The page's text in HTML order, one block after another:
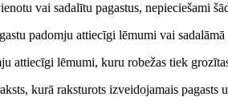
vai sadalītu pagastus, nepieciešami
padomju attiecīgi lēmumi vai sadalāmā
attiecīgi lēmumi, kuru robežas tiek
kurā raksturots izveidojamais pagasts